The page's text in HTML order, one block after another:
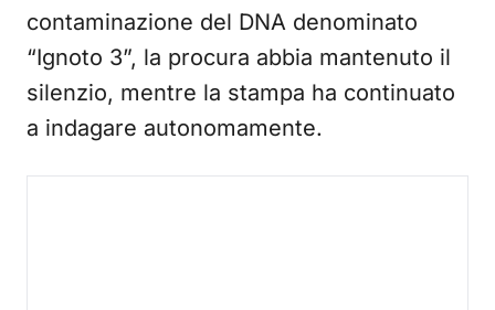
contaminazione del DNA denominato
“Ignoto 3”, la procura abbia mantenuto il
silenzio, mentre la stampa ha continuato
a indagare autonomamente.